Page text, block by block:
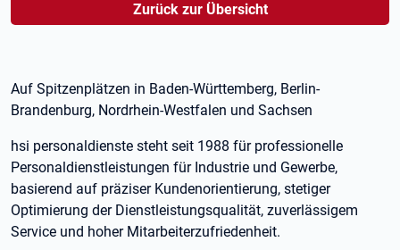
Zurück zur Übersicht
Auf Spitzenplätzen in Baden-Württemberg, Berlin-
Brandenburg, Nordrhein-Westfalen und Sachsen
hsi personaldienste steht seit 1988 für professionelle
Personaldienstleistungen für Industrie und Gewerbe,
basierend auf präziser Kundenorientierung, stetiger
Optimierung der Dienstleistungsqualität, zuverlässigem
Service und hoher Mitarbeiterzufriedenheit.